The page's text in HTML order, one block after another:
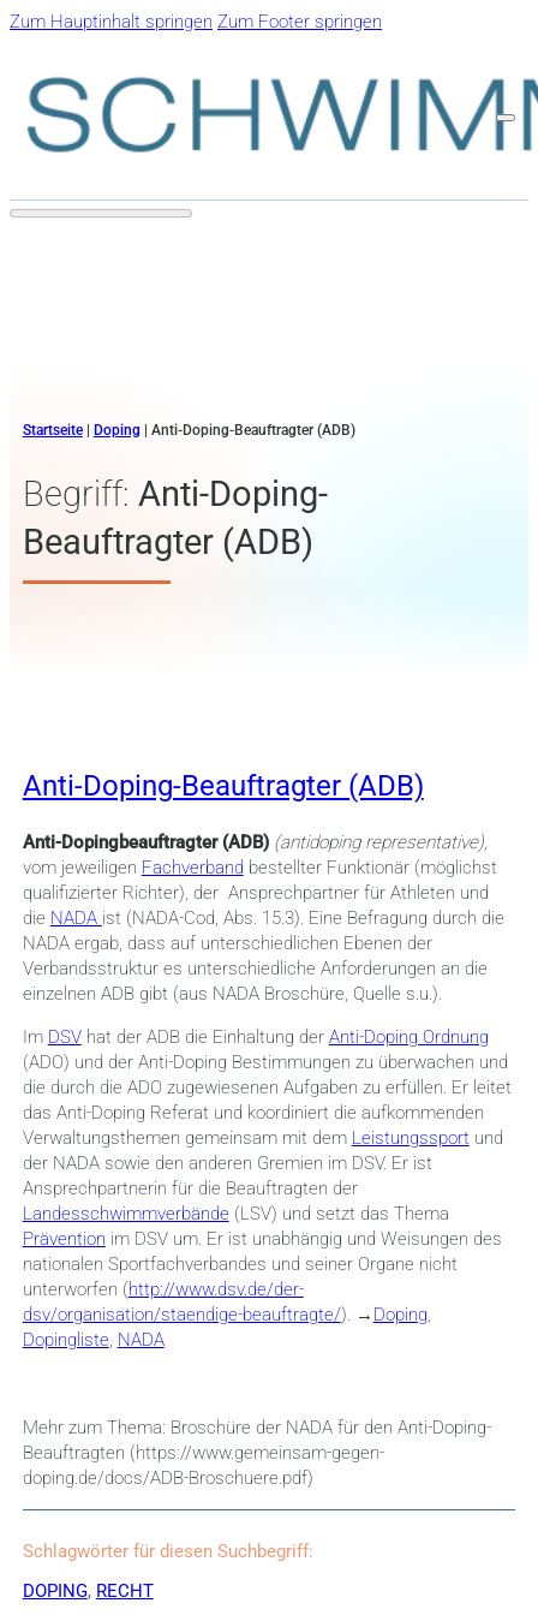
Zum Hauptinhalt springen Zum Footer springen
Startseite| Doping Anti-Doping-Beauftragter (ADB)
Begriff: Anti-Doping-
Beauftragter (ADB)
Anti-Doping-Beauftragter (ADB)
Anti-Dopingbeauftragter (ADB) (antidoping representative),
vom jeweiligen Fachverband bestellter Funktionär (möglichst
qualifizierter Richter), der Ansprechpartner für Athleten und
die NADA ist (NADA-Cod, Abs. 15.3). Eine Befragung durch die
NADA ergab, dass auf unterschiedlichen Ebenen der
Verbandsstruktur es unterschiedliche Anforderungen an die
einzelnen ADB gibt (aus NADA Broschüre, Quelle s.u.).
Im DSVhat der ADB die Einhaltung der Anti-Doping Ordnung
(ADO) und der Anti-Doping Bestimmungen zu überwachen und
die durch die ADO zugewiesenen Aufgaben zu erfüllen. Er leitet
das Anti-Doping Referat und koordiniert die aufkommenden
Verwaltungsthemen gemeinsam mit dem Leistungssportund
der NADA sowie den anderen Gremien im DSV. Er ist
Ansprechpartnerin für die Beauftragten der
Landesschwimmverbände (LSV) und setzt das Thema
Prävention im DSV um. Er ist unabhängig und Weisungen des
nationalen Sportfachverbandes und seiner Organe nicht
unterworfen (http://www.dsv.de/der-
dsv/organisation/staendige-beauftragte/). → Doping,
Dopingliste, NADA
Mehr zum Thema: Broschüre der NADA für den Anti-Doping-
Beauftragten (https://www.gemeinsam-gegen-
doping.de/docs/ADB-Broschuere.pdf)
Schlagwörter für diesen Suchbegriff:
DOPING, RECHT